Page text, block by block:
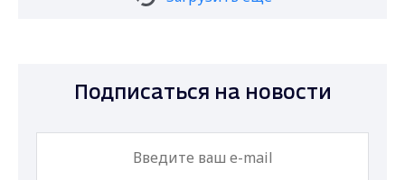
Подписаться на новости